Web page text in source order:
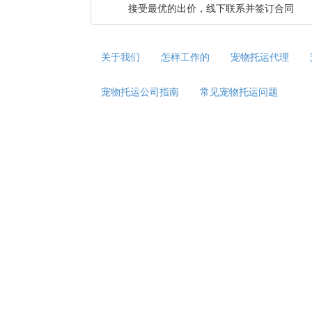
接受最优的出价，线下联系并签订合同
关于我们 怎样工作的 宠物托运代理
宠物托运公司指南 常见宠物托运问题